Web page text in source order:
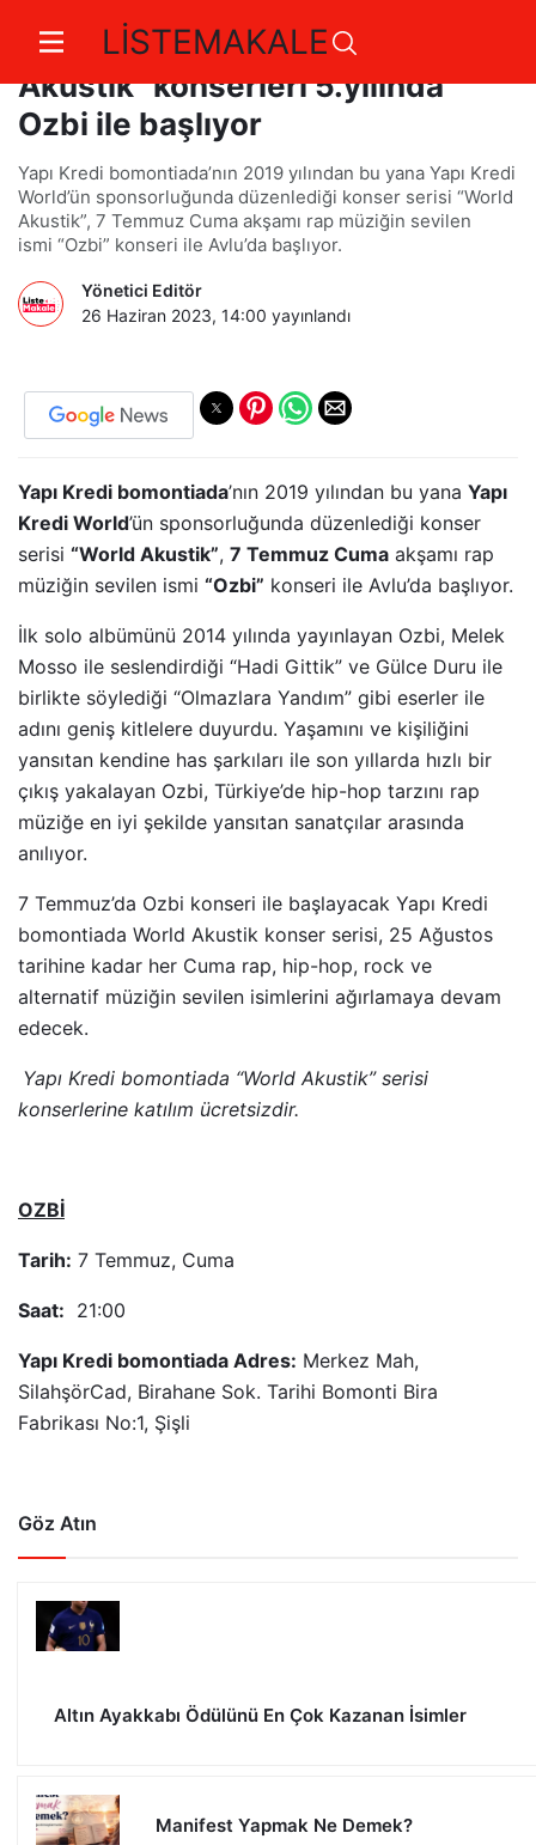
LİSTEMAKALE
Yapı Kredi bomontiada “World
Akustik" konserleri 5.yılında
Ozbi ile başlıyor
Yapı Kredi bomontiada’nın 2019 yılından bu yana Yapı Kredi
World’ün sponsorluğunda düzenlediği konser serisi “World
Akustik”, 7 Temmuz Cuma akşamı rap müziğin sevilen
ismi “Ozbi” konseri ile Avlu’da başlıyor.
Yönetici Editör
26 Haziran 2023, 14:00 yayınlandı
Yapı Kredi bomontiada’nın 2019 yılından bu yana Yapı
Kredi World’ün sponsorluğunda düzenlediği konser
serisi “World Akustik”, 7 Temmuz Cuma akşamı rap
müziğin sevilen ismi “Ozbi” konseri ile Avlu’da başlıyor.
İlk solo albümünü 2014 yılında yayınlayan Ozbi, Melek
Mosso ile seslendirdiği “Hadi Gittik” ve Gülce Duru ile
birlikte söylediği “Olmazlara Yandım” gibi eserler ile
adını geniş kitlelere duyurdu. Yaşamını ve kişiliğini
yansıtan kendine has şarkıları ile son yıllarda hızlı bir
çıkış yakalayan Ozbi, Türkiye’de hip-hop tarzını rap
müziğe en iyi şekilde yansıtan sanatçılar arasında
anılıyor.
7 Temmuz’da Ozbi konseri ile başlayacak Yapı Kredi
bomontiada World Akustik konser serisi, 25 Ağustos
tarihine kadar her Cuma rap, hip-hop, rock ve
alternatif müziğin sevilen isimlerini ağırlamaya devam
edecek.
Yapı Kredi bomontiada “World Akustik” serisi
konserlerine katılım ücretsizdir.
OZBİ
Tarih: 7 Temmuz, Cuma
Saat: 21:00
Yapı Kredi bomontiada Adres: Merkez Mah,
SilahşörCad, Birahane Sok. Tarihi Bomonti Bira
Fabrikası No:1, Şişli
Göz Atın
Altın Ayakkabı Ödülünü En Çok Kazanan İsimler
Manifest Yapmak Ne Demek?